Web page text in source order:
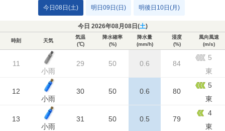
今日08日(土) 明日09日(日) 明後日10日(月)
今日 2026年08月08日(土)
時刻 天気
気温
(℃)
降水確率
(%)
降水量
(mm/h)
湿度
(%)
風向風速
(m/s)
11
小雨
29 50 0.6 84
5
東
12
小雨
30 50 0.6 80
5
東
13
小雨
31 50 0.5 79
4
東